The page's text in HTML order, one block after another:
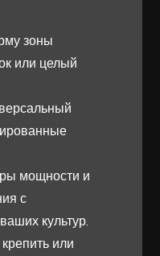
зоны
или целый
мощности и
с
культур.
или